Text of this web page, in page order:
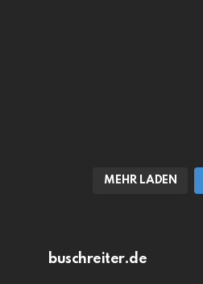
MEHR LADEN
buschreiter.de